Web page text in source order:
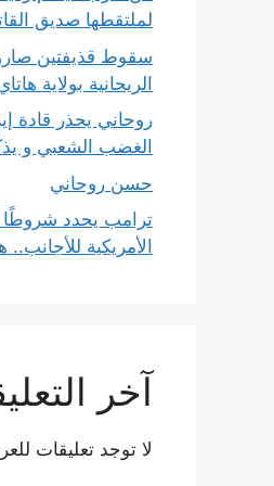
لملتقطها صديق
سقوط قذيفتين
الريحانية بولاية
روحاني يحذر قادة
الغضب الشعبي و
حسن روحاني
ترامب يحدد شروطًا
الأمريكية
آخر
لا توجد تعليقات